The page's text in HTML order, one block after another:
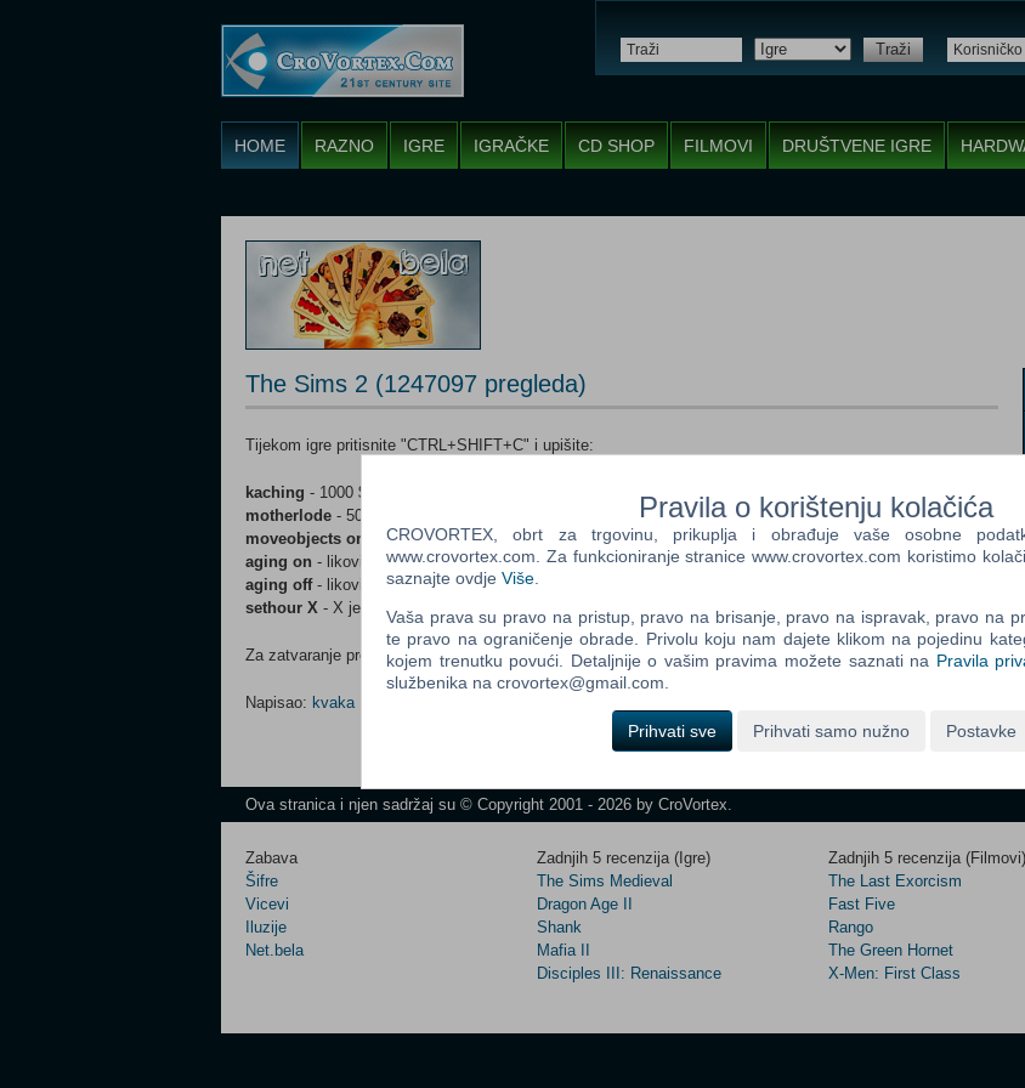
Traži
HOME RAZNO IGRE IGRAČKE CD SHOP FILMOVI DRUŠTVENE IGRE
The Sims 2 (1247097 pregleda)
Tijekom igre pritisnite "CTRL+SHIFT+C" i upišite:
kaching - 1000 $
motherlode - 50000 $
moveobjects on
- možete premještati sve uključujući simse
aging on - likovi stare
aging off- likovi ne stare
sethour X - X je broj od 1 do 23 koji označa vrijeme dana na koje će se sat pomaknuti
Za zatvaranje prozora za šifre napišite "exit" ili stisnite "Esc"
Napisao: kvaka
Ova stranica i njen sadržaj su © Copyright 2001 - 2026 by CroVortex.
Zabava
Šifre
Vicevi
Iluzije
Net.bela
Zadnjih 5 recenzija (Igre)
The Sims Medieval
Dragon Age II
Shank
Mafia II
Disciples III: Renaissance
Zadnjih 5 recenzija (Filmovi)
The Last Exorcism
Fast Five
Rango
The Green Hornet
X-Men: First Class
Pravila o korištenju kolačića
CROVORTEX, obrt za trgovinu, prikuplja i obrađuje vaše osobne
www.crovortex.com. Za funkcioniranje stranice www.crovortex.com koristimo
saznajte ovdje Više
Vaša prava su pravo na pristup, pravo na brisanje, pravo na ispravak, pravo na
te pravo na ograničenje obrade. Privolu koju nam dajete klikom na pojedinu
kojem trenutku povući. Detaljnije o vašim pravima možete saznati na Pravila
službenika na crovortex@gmail.com.
Prihvati sve Prihvati samo nužno Postavke